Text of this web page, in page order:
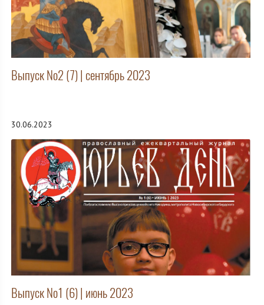
Выпуск №2 (7) | сентябрь 2023
30.06.2023
Выпуск №1 (6) | июнь 2023